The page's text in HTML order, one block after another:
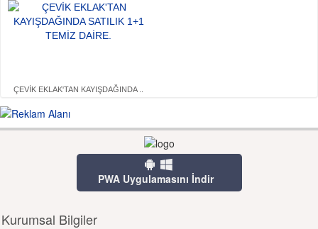
ÇEVİK EKLAK'TAN KAYIŞDAĞINDA ..
PWA Uygulamasını İndir
Kurumsal Bilgiler